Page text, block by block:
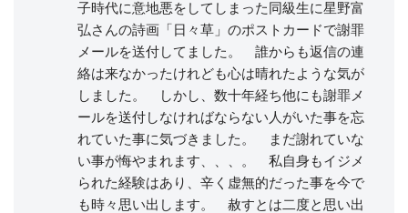
子時代に意地悪をしてしまった同級生に星野富
弘さんの詩画「日々草」のポストカードで謝罪
メールを送付してました。 誰からも返信の連
絡は来なかったけれども心は晴れたような気が
しました。 しかし、数十年経ち他にも謝罪メ
ールを送付しなければならない人がいた事を忘
れていた事に気づきました。 まだ謝れていな
い事が悔やまれます、、、。 私自身もイジメ
られた経験はあり、辛く虚無的だった事を今で
も時々思い出します。 赦すとは二度と思い出